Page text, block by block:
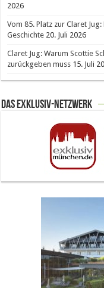
2026
Vom 85. Platz zur Claret
Geschichte 20. Juli 2026
Claret Jug: Warum Scottie
zurückgeben muss 15. Juli
Das Exklusiv-Netzwerk